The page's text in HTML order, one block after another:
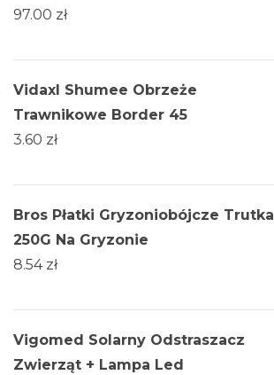
97.00 zł
Vidaxl Shumee Obrzeże
Trawnikowe Border 45
3.60 zł
Bros Płatki Gryzoniobójcze Trutka
250G Na Gryzonie
8.54 zł
Vigomed Solarny Odstraszacz
Zwierząt + Lampa Led